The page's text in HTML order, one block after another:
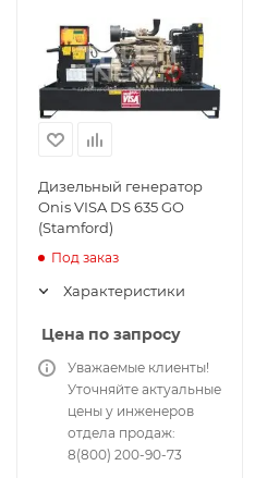
Дизельный генератор
Onis VISA DS 635 GO
(Stamford)
Под заказ
Характеристики
Цена по запросу
Уважаемые клиенты!
Уточняйте актуальные
цены у инженеров
отдела продаж:
8(800) 200-90-73